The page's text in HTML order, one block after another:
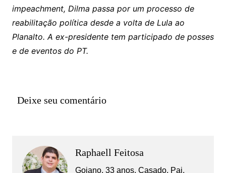
impeachment, Dilma passa por um processo de
reabilitação política desde a volta de Lula ao
Planalto. A ex-presidente tem participado de posses
e de eventos do PT.
Deixe seu comentário
Raphaell Feitosa
Goiano, 33 anos, Casado, Pai,